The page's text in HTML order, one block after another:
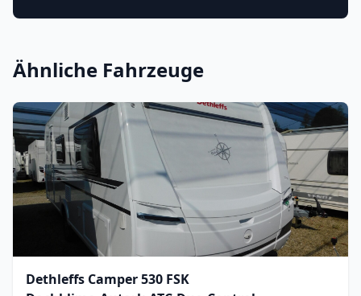
Ähnliche Fahrzeuge
Dethleffs Camper 530 FSK